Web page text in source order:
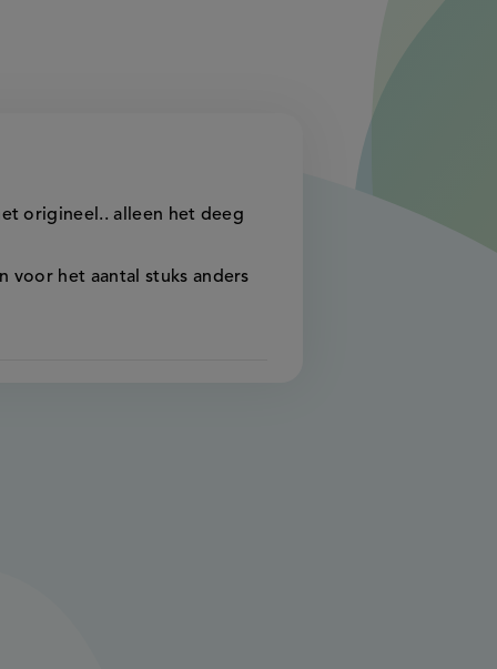
origineel.. alleen het deeg
voor het aantal stuks anders